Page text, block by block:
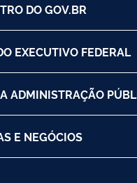
DO GOV.BR
EXECUTIVO FEDERAL
ADMINISTRAÇÃO
E NEGÓCIOS